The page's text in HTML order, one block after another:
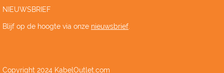
NIEUWSBRIEF
Blijf op de hoogte via onze nieuwsbrief
Copyright 2024 KabelOutlet.com